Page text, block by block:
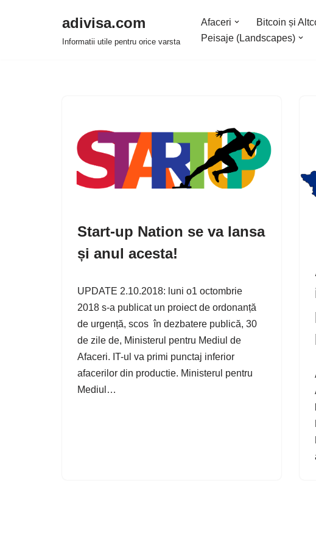
adivisa.com
Informatii utile pentru orice varsta
Afaceri Bitcoin și
Peisaje (Landscapes)
Start-up Nation se va lansa
și anul acesta!
UPDATE 2.10.2018: luni o1 octombrie
2018 s-a publicat un proiect de ordonanță
de urgență, scos în dezbatere publică, 30
de zile de, Ministerul pentru Mediul de
Afaceri. IT-ul va primi punctaj inferior
afacerilor din productie. Ministerul pentru
Mediul…